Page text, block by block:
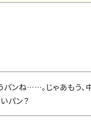
パンね……。じゃあもう
パン？